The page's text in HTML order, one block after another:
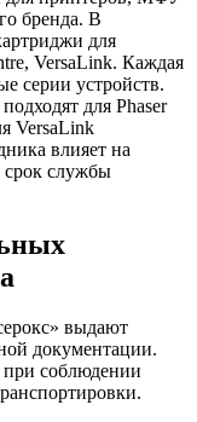
бренда. В
для
VersaLink. Каждая
серии устройств.
для Phaser
VersaLink
влияет на
срок службы
выдают
документации.
при соблюдении